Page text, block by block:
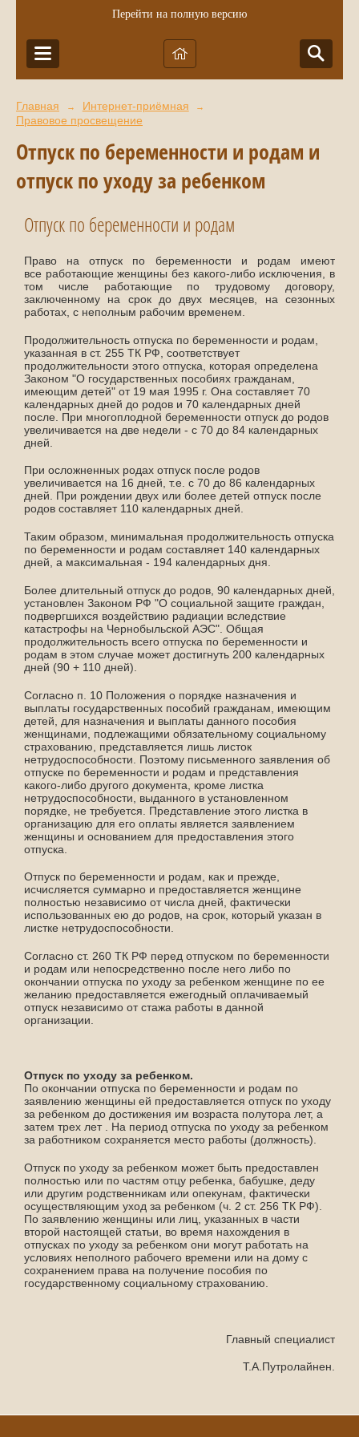
Перейти на полную версию
Главная → Интернет-приёмная →
Правовое просвещение
Отпуск по беременности и родам и
отпуск по уходу за ребенком
Отпуск по беременности и родам
Право на отпуск по беременности и родам имеют
все работающие женщины без какого-либо исключения, в
том числе работающие по трудовому договору,
заключенному на срок до двух месяцев, на сезонных
работах, с неполным рабочим временем.
Продолжительность отпуска по беременности и родам,
указанная в ст. 255 ТК РФ, соответствует
продолжительности этого отпуска, которая определена
Законом "О государственных пособиях гражданам,
имеющим детей" от 19 мая 1995 г. Она составляет 70
календарных дней до родов и 70 календарных дней
после. При многоплодной беременности отпуск до родов
увеличивается на две недели - с 70 до 84 календарных
дней.
При осложненных родах отпуск после родов
увеличивается на 16 дней, т.е. с 70 до 86 календарных
дней. При рождении двух или более детей отпуск после
родов составляет 110 календарных дней.
Таким образом, минимальная продолжительность отпуска
по беременности и родам составляет 140 календарных
дней, а максимальная - 194 календарных дня.
Более длительный отпуск до родов, 90 календарных дней,
установлен Законом РФ "О социальной защите граждан,
подвергшихся воздействию радиации вследствие
катастрофы на Чернобыльской АЭС". Общая
продолжительность всего отпуска по беременности и
родам в этом случае может достигнуть 200 календарных
дней (90 + 110 дней).
Согласно п. 10 Положения о порядке назначения и
выплаты государственных пособий гражданам, имеющим
детей, для назначения и выплаты данного пособия
женщинами, подлежащими обязательному социальному
страхованию, представляется лишь листок
нетрудоспособности. Поэтому письменного заявления об
отпуске по беременности и родам и представления
какого-либо другого документа, кроме листка
нетрудоспособности, выданного в установленном
порядке, не требуется. Представление этого листка в
организацию для его оплаты является заявлением
женщины и основанием для предоставления этого
отпуска.
Отпуск по беременности и родам, как и прежде,
исчисляется суммарно и предоставляется женщине
полностью независимо от числа дней, фактически
использованных ею до родов, на срок, который указан в
листке нетрудоспособности.
Согласно ст. 260 ТК РФ перед отпуском по беременности
и родам или непосредственно после него либо по
окончании отпуска по уходу за ребенком женщине по ее
желанию предоставляется ежегодный оплачиваемый
отпуск независимо от стажа работы в данной
организации.
Отпуск по уходу за ребенком.
По окончании отпуска по беременности и родам по
заявлению женщины ей предоставляется отпуск по уходу
за ребенком до достижения им возраста полутора лет, а
затем трех лет . На период отпуска по уходу за ребенком
за работником сохраняется место работы (должность).
Отпуск по уходу за ребенком может быть предоставлен
полностью или по частям отцу ребенка, бабушке, деду
или другим родственникам или опекунам, фактически
осуществляющим уход за ребенком (ч. 2 ст. 256 ТК РФ).
По заявлению женщины или лиц, указанных в части
второй настоящей статьи, во время нахождения в
отпусках по уходу за ребенком они могут работать на
условиях неполного рабочего времени или на дому с
сохранением права на получение пособия по
государственному социальному страхованию.
Главный специалист
Т.А.Путролайнен.